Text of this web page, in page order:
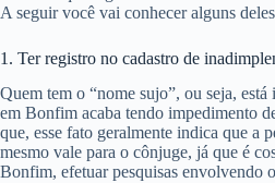
A seguir você vai conhecer alguns
1. Ter registro no cadastro de
Quem tem o “nome sujo”, ou seja,
em Bonfim acaba tendo impedimento
que, esse fato geralmente indica que a
mesmo vale para o cônjuge, já que é
Bonfim, efetuar pesquisas envolvendo